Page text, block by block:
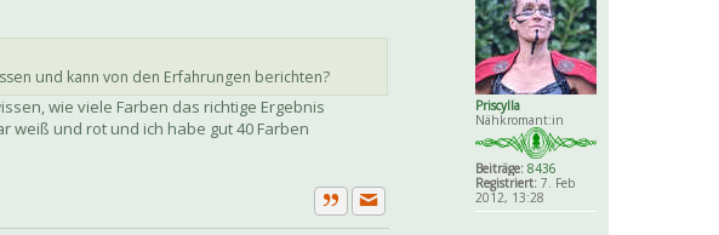
Priscylla
Nähkromant:in
Beiträge: 8436
Registriert: 7. Feb
2012, 13:28
und kann von den Erfahrungen berichten?
wie viele Farben das richtige Ergebnis
weiß und rot und ich habe gut 40 Farben
ZitatPrivate Nachricht senden